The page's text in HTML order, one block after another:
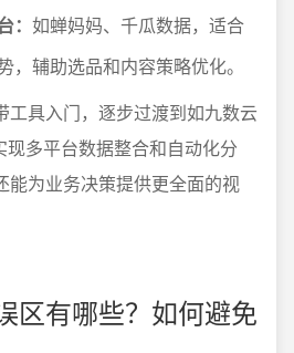
： 如蝉妈妈、千瓜数据，适合
，辅助选品和内容策略优化。
工具入门，逐步过渡到如九数云
多平台数据整合和自动化分
能为业务决策提供更全面的视
区有哪些？如何避免